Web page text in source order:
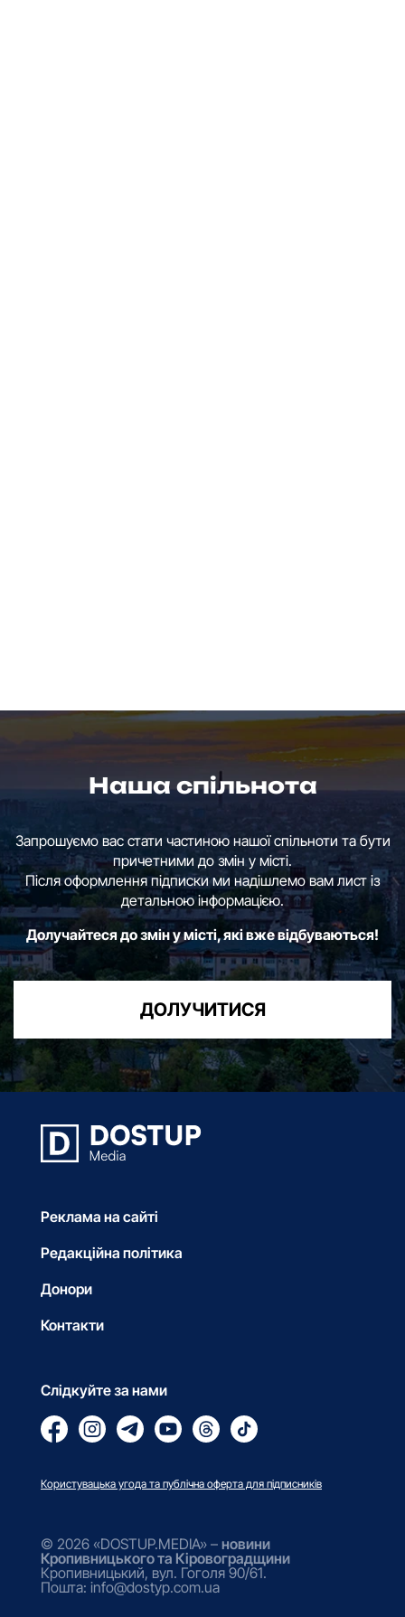
Наша спільнота
Запрошуємо вас стати частиною нашої спільноти та бути
причетними до змін у місті.
Після оформлення підписки ми надішлемо вам лист із
детальною інформацією.
Долучайтеся до змін у місті, які вже відбуваються!
ДОЛУЧИТИСЯ
Реклама на сайті
Редакційна політика
Донори
Контакти
Слідкуйте за нами
Користувацька угода та публічна оферта для підписників
© 2026 «DOSTUP.MEDIA» – новини
Кропивницького та Кіровоградщини
Кропивницький, вул. Гоголя 90/61.
Пошта: info@dostyp.com.ua